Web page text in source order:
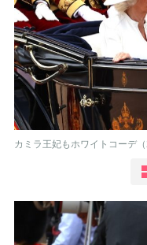
カミラ王妃もホワイトコーデ